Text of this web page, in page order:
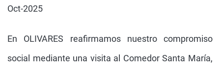
Oct-2025
En OLIVARES reafirmamos nuestro compromiso
social mediante una visita al Comedor Santa María,